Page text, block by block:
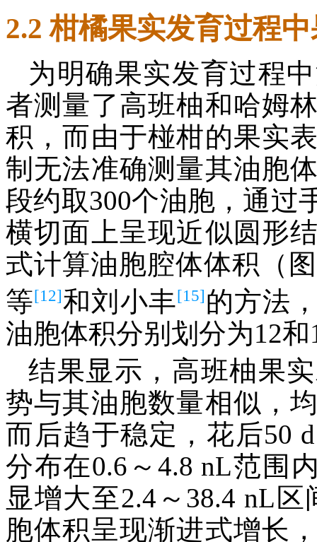
2.2 柑橘果实发育过程
为明确果实发育过程
者测量了高班柚和哈姆
积，而由于椪柑的果实
制无法准确测量其油胞
段约取300个油胞，通过
横切面上呈现近似圆形
式计算油胞腔体体积（
等[12]和刘小丰[15]的方法
油胞体积分别划分为12
结果显示，高班柚果
势与其油胞数量相似，
而后趋于稳定，花后50
分布在0.6～4.8 nL范围
显增大至2.4～38.4 nL
胞体积呈现渐进式增长